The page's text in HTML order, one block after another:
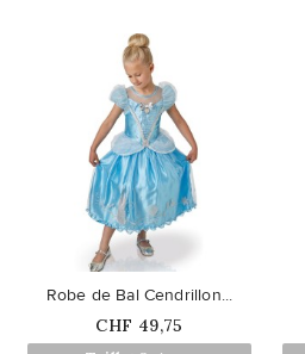
Robe de Bal Cendrillon...
Prix
CHF 49,75